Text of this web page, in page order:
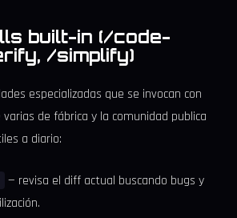
built-in (/code-
/simplify)
especializadas que se invocan con
de fábrica y la comunidad publica
a diario:
— revisa el diff actual buscando bugs y